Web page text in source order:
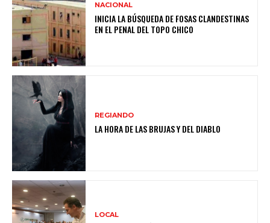
NACIONAL
INICIA LA BÚSQUEDA DE FOSAS CLANDESTINAS
EN EL PENAL DEL TOPO CHICO
REGIANDO
LA HORA DE LAS BRUJAS Y DEL DIABLO
LOCAL